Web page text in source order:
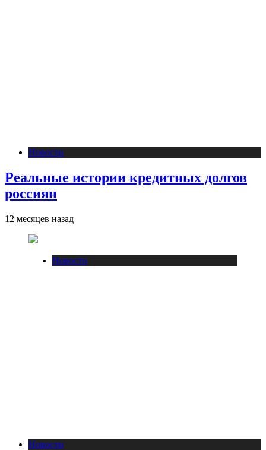
Новости
Реальные истории кредитных долгов
россиян
12 месяцев назад
Новости
Новости